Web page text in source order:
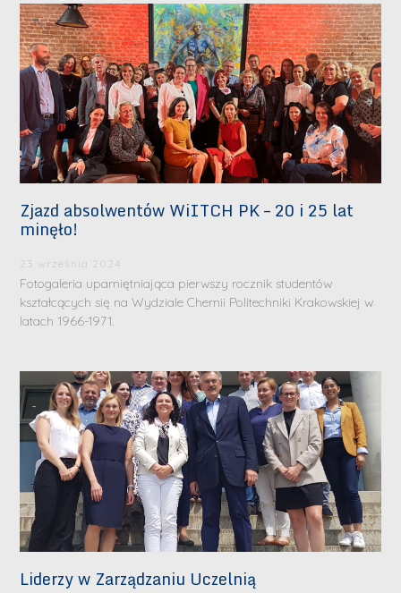
Zjazd absolwentów WiITCH PK – 20 i 25 lat
minęło!
23 września 2024
Fotogaleria upamiętniająca pierwszy rocznik studentów
kształcących się na Wydziale Chemii Politechniki Krakowskiej w
latach 1966-1971.
Liderzy w Zarządzaniu Uczelnią